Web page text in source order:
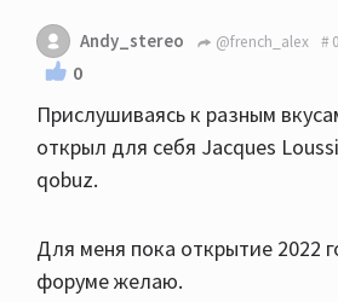
Andy_stereo @french_alex
0
Прислушиваясь к разным
открыл для себя Jacques
qobuz.
Для меня пока открытие 2022
форуме желаю.